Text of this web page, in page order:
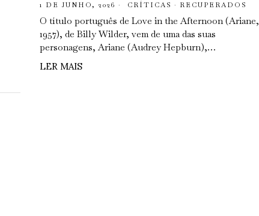
1 DE JUNHO, 2026 CRÍTICAS · RECUPERADOS
O título português de Love in the Afternoon (Ariane,
1957), de Billy Wilder, vem de uma das suas
personagens, Ariane (Audrey Hepburn),…
LER MAIS